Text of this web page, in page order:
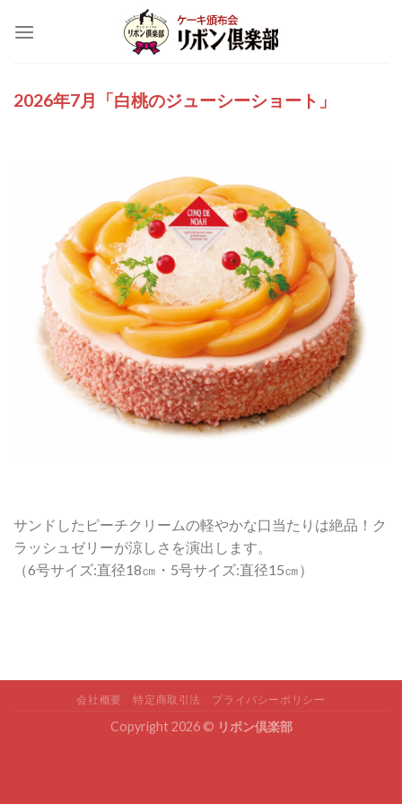
2026年7月「白桃のジューシーショート」
サンドしたピーチクリームの軽やかな口当たりは絶品！ク
ラッシュゼリーが涼しさを演出します。
（6号サイズ:直径18㎝・5号サイズ:直径15㎝）
会社概要 特定商取引法 プライバシーポリシー
Copyright 2026 © リボン倶楽部